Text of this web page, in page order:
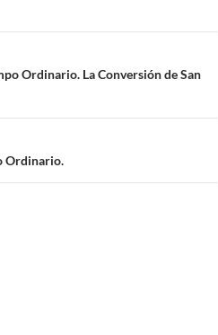
Ordinario. La Conversión de San
Ordinario.